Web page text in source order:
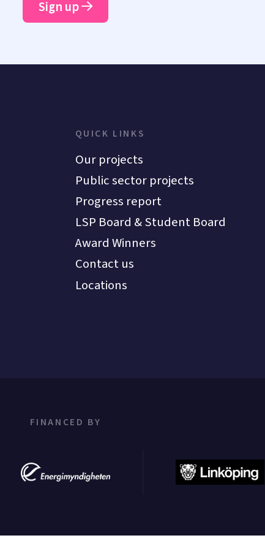
Sign up
QUICK LINKS
Our projects
Public sector projects
Progress report
LSP Board & Student Board
Award Winners
Contact us
Locations
FINANCED BY